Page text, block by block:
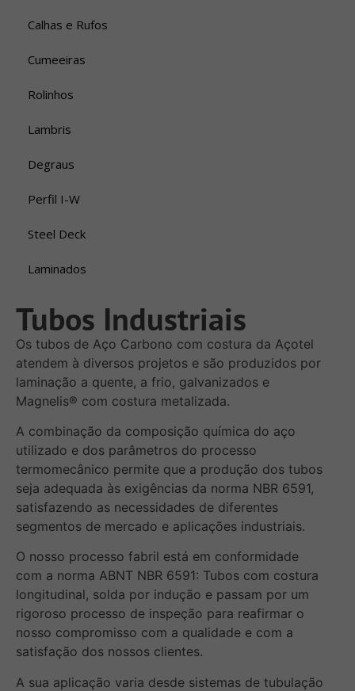
Calhas e Rufos
Cumeeiras
Rolinhos
Lambris
Degraus
Perfil I-W
Steel Deck
Laminados
Tubos Industriais
Os tubos de Aço Carbono com costura da Açotel
atendem à diversos projetos e são produzidos por
laminação a quente, a frio, galvanizados e
Magnelis® com costura metalizada.
A combinação da composição química do aço
utilizado e dos parâmetros do processo
termomecânico permite que a produção dos tubos
seja adequada às exigências da norma NBR 6591,
satisfazendo as necessidades de diferentes
segmentos de mercado e aplicações industriais.
O nosso processo fabril está em conformidade
com a norma ABNT NBR 6591: Tubos com costura
longitudinal, solda por indução e passam por um
rigoroso processo de inspeção para reafirmar o
nosso compromisso com a qualidade e com a
satisfação dos nossos clientes.
A sua aplicação varia desde sistemas de tubulação